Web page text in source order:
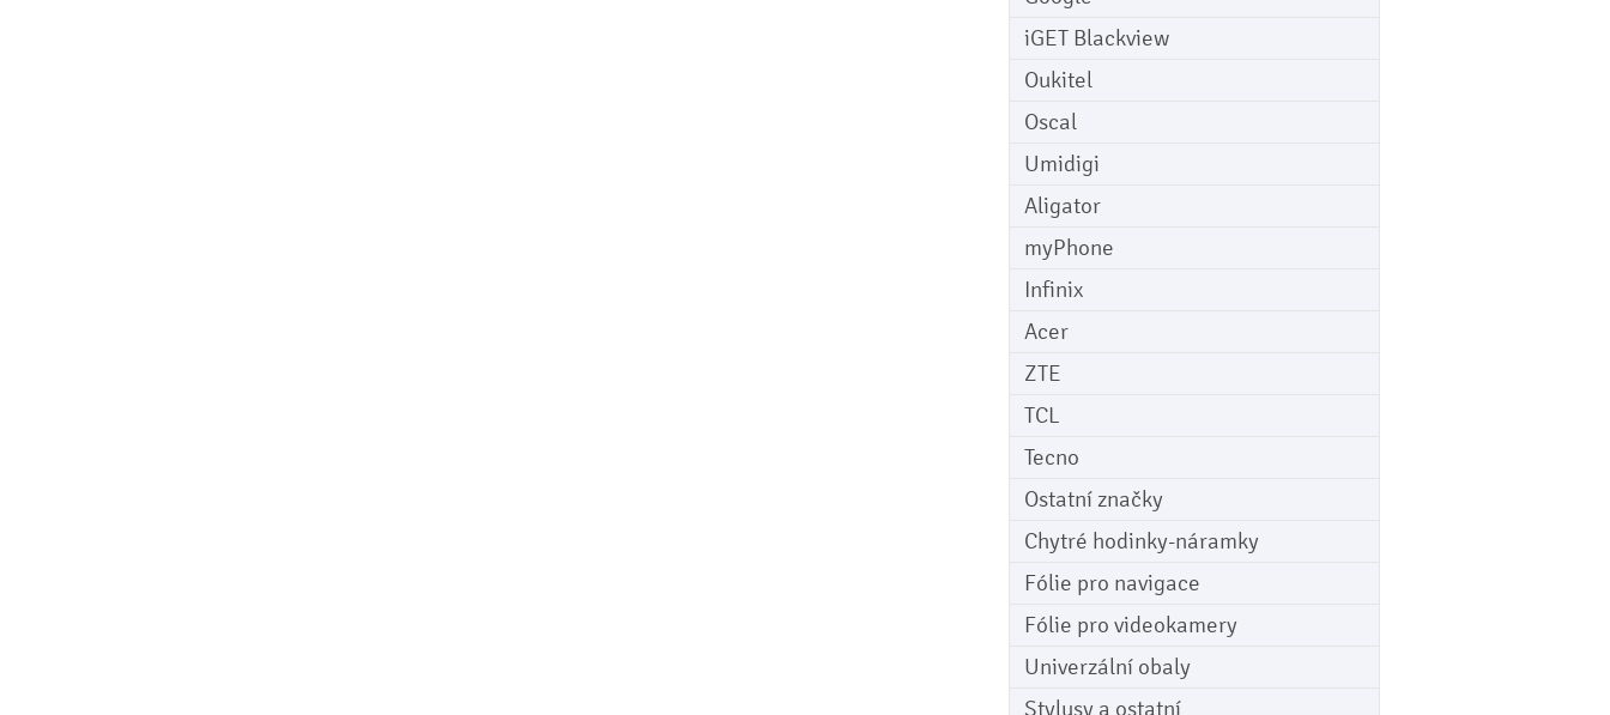
iGET Blackview
Oukitel
Oscal
Umidigi
Aligator
myPhone
Infinix
Acer
ZTE
TCL
Tecno
Ostatní značky
Chytré hodinky-náramky
Fólie pro navigace
Fólie pro videokamery
Univerzální obaly
Stylusy a ostatní